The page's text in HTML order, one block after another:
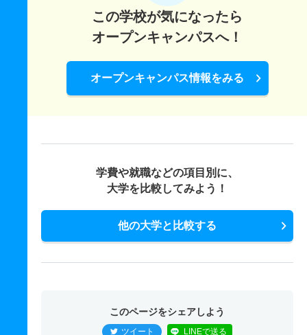
この学校が気になったら
オープンキャンパスへ！
オープンキャンパス情報をみる
学費や就職などの項目別に、
大学を比較してみよう！
他の大学と比較する
このページをシェアしよう
ツイート LINEで送る